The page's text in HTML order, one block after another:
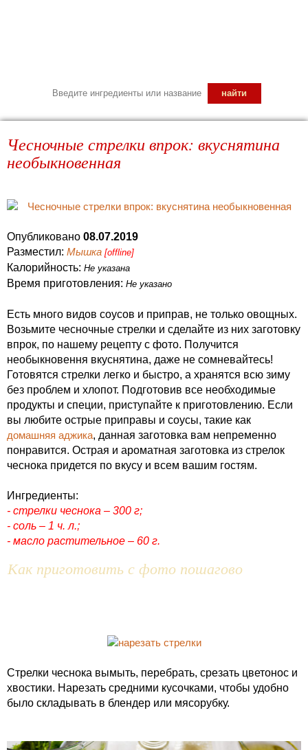
Чесночные стрелки впрок: вкуснятина
необыкновенная
Опубликовано 08.07.2019
Разместил: Мышка [offline]
Калорийность: Не указана
Время приготовления: Не указано
Есть много видов соусов и приправ, не только овощных.
Возьмите чесночные стрелки и сделайте из них заготовку
впрок, по нашему рецепту с фото. Получится
необыкновення вкуснятина, даже не сомневайтесь!
Готовятся стрелки легко и быстро, а хранятся всю зиму
без проблем и хлопот. Подготовив все необходимые
продукты и специи, приступайте к приготовлению. Если
вы любите острые приправы и соусы, такие как
домашняя аджика, данная заготовка вам непременно
понравится. Острая и ароматная заготовка из стрелок
чеснока придется по вкусу и всем вашим гостям.
Ингредиенты:
- стрелки чеснока – 300 г;
- соль – 1 ч. л.;
- масло растительное – 60 г.
Как приготовить с фото пошагово
Стрелки чеснока вымыть, перебрать, срезать цветонос и
хвостики. Нарезать средними кусочками, чтобы удобно
было складывать в блендер или мясорубку.